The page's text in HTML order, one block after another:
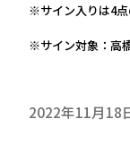
※サイン入りは4
※サイン対象：高
2022年11月18